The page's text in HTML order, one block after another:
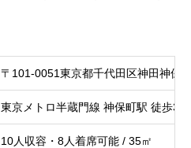
〒101-0051東京都千代田区神田神保
東京メトロ半蔵門線 神保町駅 徒歩3分
10人収容・8人着席可能 / 35㎡